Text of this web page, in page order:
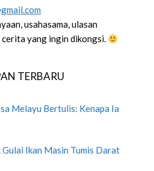
usahasama, ulasan
yang ingin dikongsi.
TERBARU
Melayu Bertulis: Kenapa Ia
Gulai Ikan Masin Tumis Darat